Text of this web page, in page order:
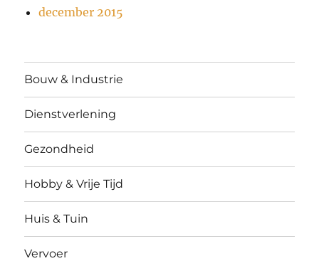
december 2015
Bouw & Industrie
Dienstverlening
Gezondheid
Hobby & Vrije Tijd
Huis & Tuin
Vervoer